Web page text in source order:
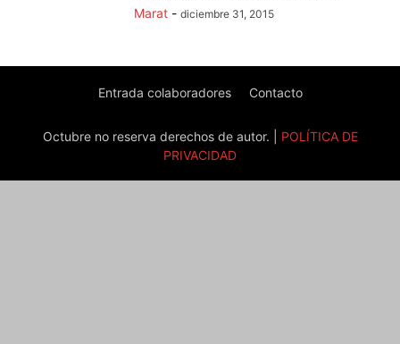
Marat - diciembre 31, 2015
Entrada colaboradores Contacto
Octubre no reserva derechos de autor. | POLÍTICA DE
PRIVACIDAD